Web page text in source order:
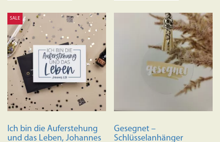
SALE
Ich bin die Auferstehung
und das Leben, Johannes
Gesegnet –
Schlüsselanhänger